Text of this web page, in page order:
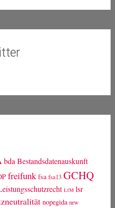
bda Bestandsdatenauskunft
freifunk fsa fsa13 GCHQ
LfM lsr
nopegida nrw